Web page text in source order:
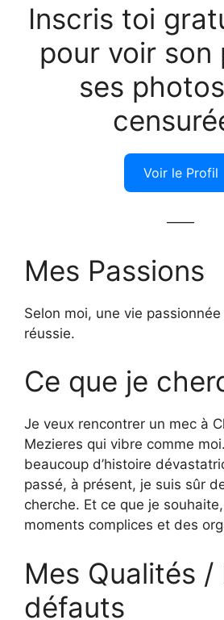
Inscris toi
pour voir son
ses
Voir le Profil
——
Mes Passions
Selon moi, une vie
réussie.
Ce que je
Je veux rencontrer un mec à
Mezieres qui vibre comme
beaucoup d’histoire
passé, à présent, je suis sûr
cherche. Et ce que je souhaite,
moments complices et des
Mes Qualités /
défauts